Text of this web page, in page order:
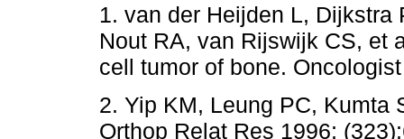
1. van der Heijden L,
Nout RA, van Rijswijk CS, et
cell tumor of bone.
2. Yip KM, Leung PC, Kumta
Orthop Relat Res 1996;